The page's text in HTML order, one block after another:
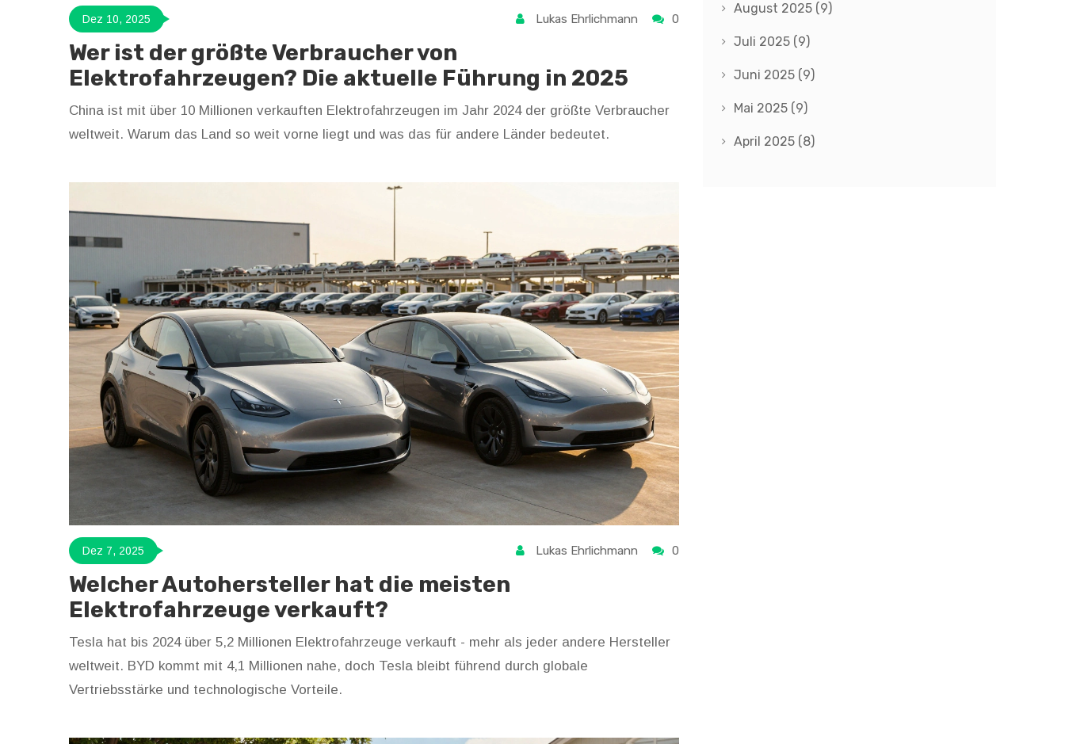
Dez 10, 2025 Lukas Ehrlichmann 0
Wer ist der größte Verbraucher von
Elektrofahrzeugen? Die aktuelle Führung in 2025
China ist mit über 10 Millionen verkauften Elektrofahrzeugen im Jahr 2024 der größte Verbraucher
weltweit. Warum das Land so weit vorne liegt und was das für andere Länder bedeutet.
Dez 7, 2025 Lukas Ehrlichmann 0
Welcher Autohersteller hat die meisten
Elektrofahrzeuge verkauft?
Tesla hat bis 2024 über 5,2 Millionen Elektrofahrzeuge verkauft - mehr als jeder andere Hersteller
weltweit. BYD kommt mit 4,1 Millionen nahe, doch Tesla bleibt führend durch globale
Vertriebsstärke und technologische Vorteile.
August 2025 (9)
Juli 2025 (9)
Juni 2025 (9)
Mai 2025 (9)
April 2025 (8)